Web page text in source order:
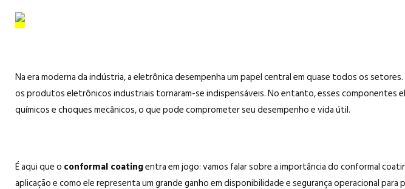
Na era moderna da indústria, a eletrônica desempenha um papel central em quase todos os
os produtos eletrônicos industriais tornaram-se indispensáveis. No entanto, esses
químicos e choques mecânicos, o que pode comprometer seu desempenho e vida útil.
É aqui que o conformal coatingentra em jogo: vamos falar sobre a importância do conformal
aplicação e como ele representa um grande ganho em disponibilidade e segurança operacional para